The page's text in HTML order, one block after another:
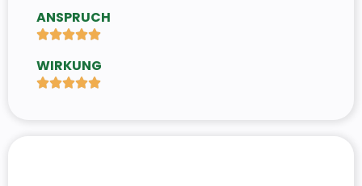
ANSPRUCH

WIRKUNG
